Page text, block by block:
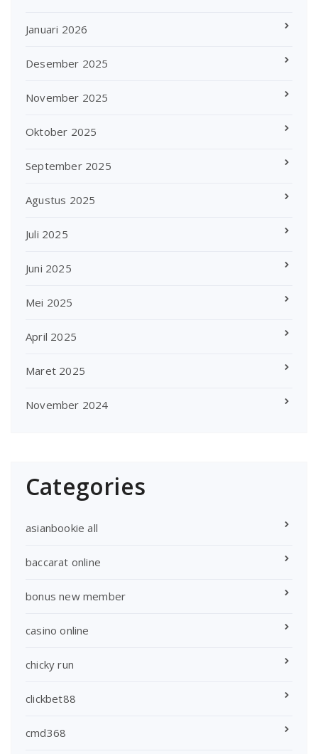
Januari 2026
Desember 2025
November 2025
Oktober 2025
September 2025
Agustus 2025
Juli 2025
Juni 2025
Mei 2025
April 2025
Maret 2025
November 2024
Categories
asianbookie all
baccarat online
bonus new member
casino online
chicky run
clickbet88
cmd368